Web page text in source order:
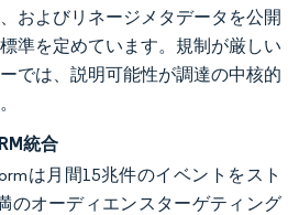
およびリネージメタデータを公開
準を定めています。規制が厳しい
では、説明可能性が調達の中核的
統合
は月間15兆件のイベントをスト
のオーディエンスターゲティング